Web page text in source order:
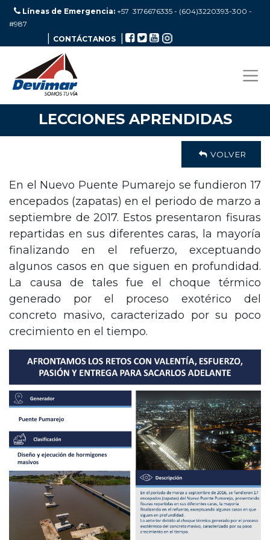
Líneas de Emergencia: +57 3176676335 - (604)3220393-300 -
#987
CONTÁCTANOS
LECCIONES APRENDIDAS
VOLVER
En el Nuevo Puente Pumarejo se fundieron 17
encepados (zapatas) en el periodo de marzo a
septiembre de 2017. Estos presentaron fisuras
repartidas en sus diferentes caras, la mayoría
finalizando en el refuerzo, exceptuando
algunos casos en que siguen en profundidad.
La causa de tales fue el choque térmico
generado por el proceso exotérico del
concreto masivo, caracterizado por su poco
crecimiento en el tiempo.